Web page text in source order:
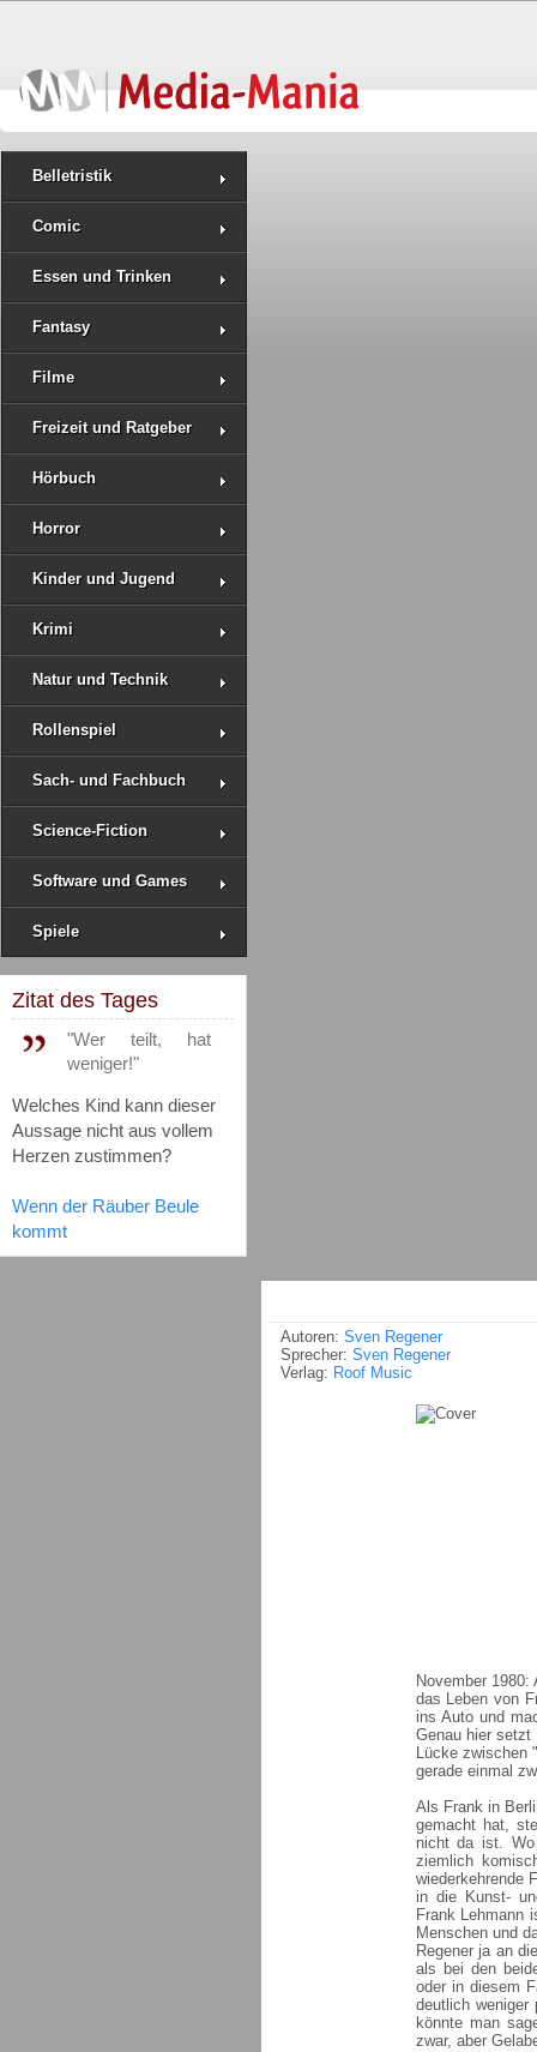
Belletristik
Comic
Essen und Trinken
Fantasy
Filme
Freizeit und Ratgeber
Hörbuch
Horror
Kinder und Jugend
Krimi
Natur und Technik
Rollenspiel
Sach- und Fachbuch
Science-Fiction
Software und Games
Spiele
Zitat des Tages
"Wer teilt, hat
weniger!"
Welches Kind kann dieser
Aussage nicht aus vollem
Herzen zustimmen?
Wenn der Räuber Beule
kommt
Autoren: Sven Regener
Sprecher: Sven Regener
Verlag: Roof Music
November
das Leben von
ins Auto und
Genau hier
Lücke zwischen
gerade einmal
Als Frank in
gemacht hat,
nicht da ist.
ziemlich
wiederkehrende
in die Kunst-
Frank Lehmann
Menschen und
Regener ja an
als bei den
oder in diesem
deutlich weniger
könnte man
zwar, aber